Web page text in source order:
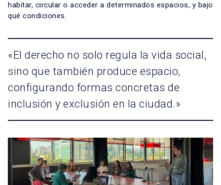
habitar, circular o acceder a determinados espacios, y bajo
qué condiciones.
«El derecho no solo regula la vida social,
sino que también produce espacio,
configurando formas concretas de
inclusión y exclusión en la ciudad.»